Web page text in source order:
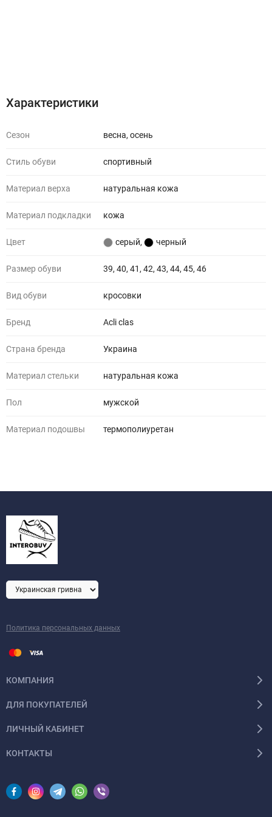
Характеристики
Сезон весна, осень
Стиль обуви спортивный
Материал верха натуральная кожа
Материал подкладки кожа
Цвет серый, черный
Размер обуви 39, 40, 41, 42, 43, 44, 45, 46
Вид обуви кросовки
Бренд Acli clas
Страна бренда Украина
Материал стельки натуральная кожа
Пол мужской
Материал подошвы термополиуретан
Политика персональных данных
КОМПАНИЯ
ДЛЯ ПОКУПАТЕЛЕЙ
ЛИЧНЫЙ КАБИНЕТ
КОНТАКТЫ